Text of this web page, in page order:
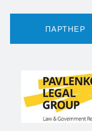
ПАРТНЕР